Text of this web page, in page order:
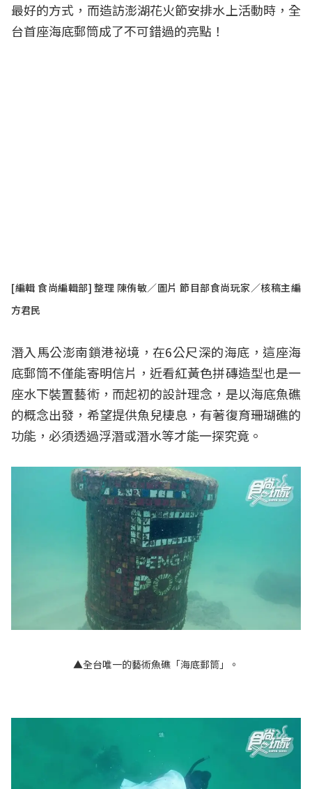
最好的方式，而造訪澎湖花火節安排水上活動時，全
台首座海底郵筒成了不可錯過的亮點！
[編輯 食尚編輯部] 整理 陳侑敏／圖片 節目部食尚玩家／核稿主編
方君民
潛入馬公澎南鎖港祕境，在6公尺深的海底，這座海
底郵筒不僅能寄明信片，近看紅黃色拼磚造型也是一
座水下裝置藝術，而起初的設計理念，是以海底魚礁
的概念出發，希望提供魚兒棲息，有著復育珊瑚礁的
功能，必須透過浮潛或潛水等才能一探究竟。
▲全台唯一的藝術魚礁「海底郵筒」。